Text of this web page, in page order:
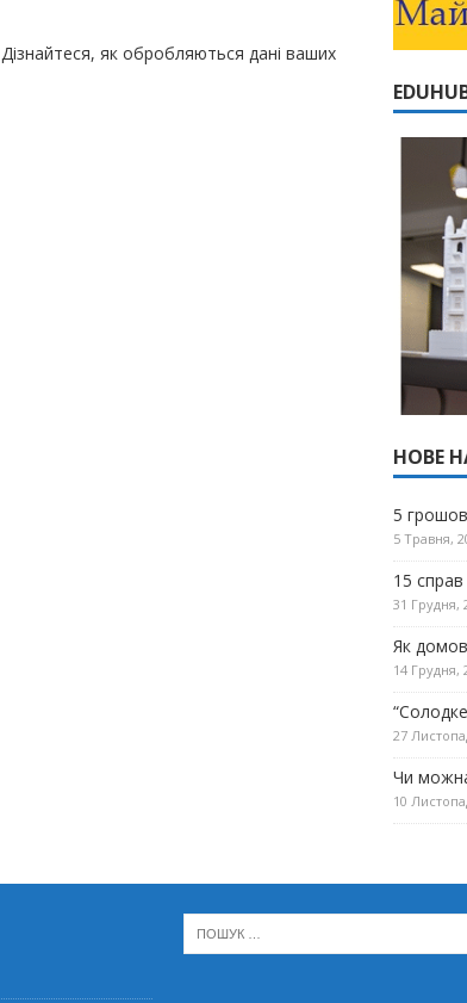
Дізнайтеся, як обробляються дані ваших
НОВЕ
5
5 Травня,
15
31 Грудня,
Як
14 Грудня,
27
Чи
10